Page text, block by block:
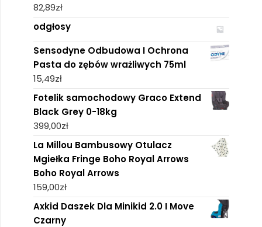
82,89zł
odgłosy
Sensodyne Odbudowa I Ochrona
Pasta do zębów wrażliwych 75ml
15,49zł
Fotelik samochodowy Graco Extend
Black Grey 0-18kg
399,00zł
La Millou Bambusowy Otulacz
Mgiełka Fringe Boho Royal Arrows
Boho Royal Arrows
159,00zł
Axkid Daszek Dla Minikid 2.0 I Move
Czarny